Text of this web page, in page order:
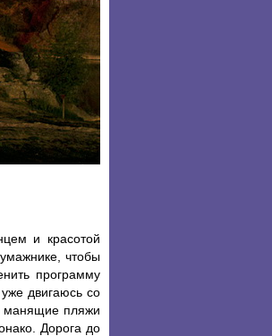
и красотой
чтобы
программу
двигаюсь со
манящие пляжи
Дорога до